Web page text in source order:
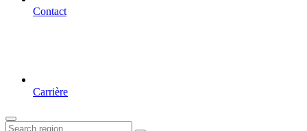
Contact
Carrière